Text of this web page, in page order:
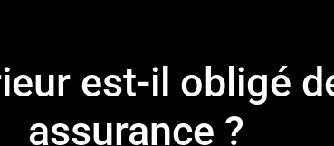
est-il obligé
assurance ?